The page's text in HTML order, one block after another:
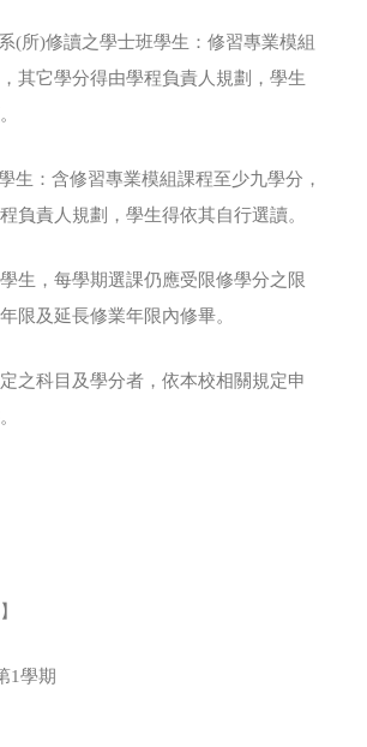
)修讀之學士班學生：修習專業模組
其它學分得由學程負責人規劃，學生
含修習專業模組課程至少九學分，
負責人規劃，學生得依其自行選讀。
生，每學期選課仍應受限修學分之限
限及延長修業年限內修畢。
之科目及學分者，依本校相關規定申
學期